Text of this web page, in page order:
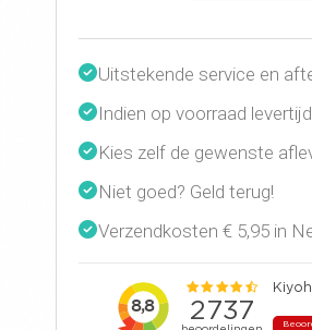
Uitstekende service en
Indien op voorraad
Kies zelf de gewenste
Niet goed? Geld terug!
Verzendkosten € 5,95 in